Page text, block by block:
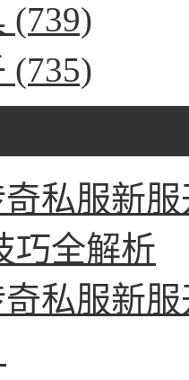
(739)
(735)
私服新
巧全解析
私服新